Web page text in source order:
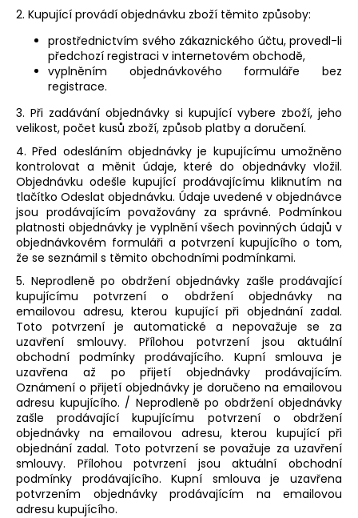
2. Kupující provádí objednávku zboží těmito způsoby:
prostřednictvím svého zákaznického účtu, provedl-li
předchozí registraci v internetovém obchodě,
vyplněním objednávkového formuláře bez
registrace.
3. Při zadávání objednávky si kupující vybere zboží, jeho
velikost, počet kusů zboží, způsob platby a doručení.
4. Před odesláním objednávky je kupujícímu umožněno
kontrolovat a měnit údaje, které do objednávky vložil.
Objednávku odešle kupující prodávajícímu kliknutím na
tlačítko Odeslat objednávku. Údaje uvedené v objednávce
jsou prodávajícím považovány za správné. Podmínkou
platnosti objednávky je vyplnění všech povinných údajů v
objednávkovém formuláři a potvrzení kupujícího o tom,
že se seznámil s těmito obchodními podmínkami.
5. Neprodleně po obdržení objednávky zašle prodávající
kupujícímu potvrzení o obdržení objednávky na
emailovou adresu, kterou kupující při objednání zadal.
Toto potvrzení je automatické a nepovažuje se za
uzavření smlouvy. Přílohou potvrzení jsou aktuální
obchodní podmínky prodávajícího. Kupní smlouva je
uzavřena až po přijetí objednávky prodávajícím.
Oznámení o přijetí objednávky je doručeno na emailovou
adresu kupujícího. / Neprodleně po obdržení objednávky
zašle prodávající kupujícímu potvrzení o obdržení
objednávky na emailovou adresu, kterou kupující při
objednání zadal. Toto potvrzení se považuje za uzavření
smlouvy. Přílohou potvrzení jsou aktuální obchodní
podmínky prodávajícího. Kupní smlouva je uzavřena
potvrzením objednávky prodávajícím na emailovou
adresu kupujícího.